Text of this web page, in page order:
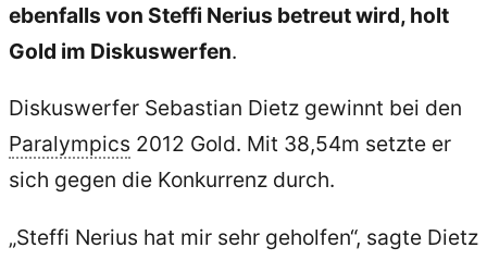
ebenfalls von Steffi Nerius betreut wird, holt
Gold im Diskuswerfen.
Diskuswerfer Sebastian Dietz gewinnt bei den
Paralympics 2012 Gold. Mit 38,54m setzte er
sich gegen die Konkurrenz durch.
„Steffi Nerius hat mir sehr geholfen“, sagte Dietz